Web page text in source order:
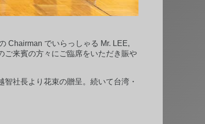
Chairman でいらっしゃる Mr. LEE,
ご来賓の方々にご臨席をいただき賑や
社長より花束の贈呈。続いて台湾・